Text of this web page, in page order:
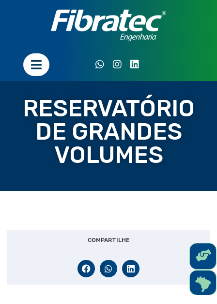
RESERVATÓRIO
DE GRANDES
VOLUMES
COMPARTILHE